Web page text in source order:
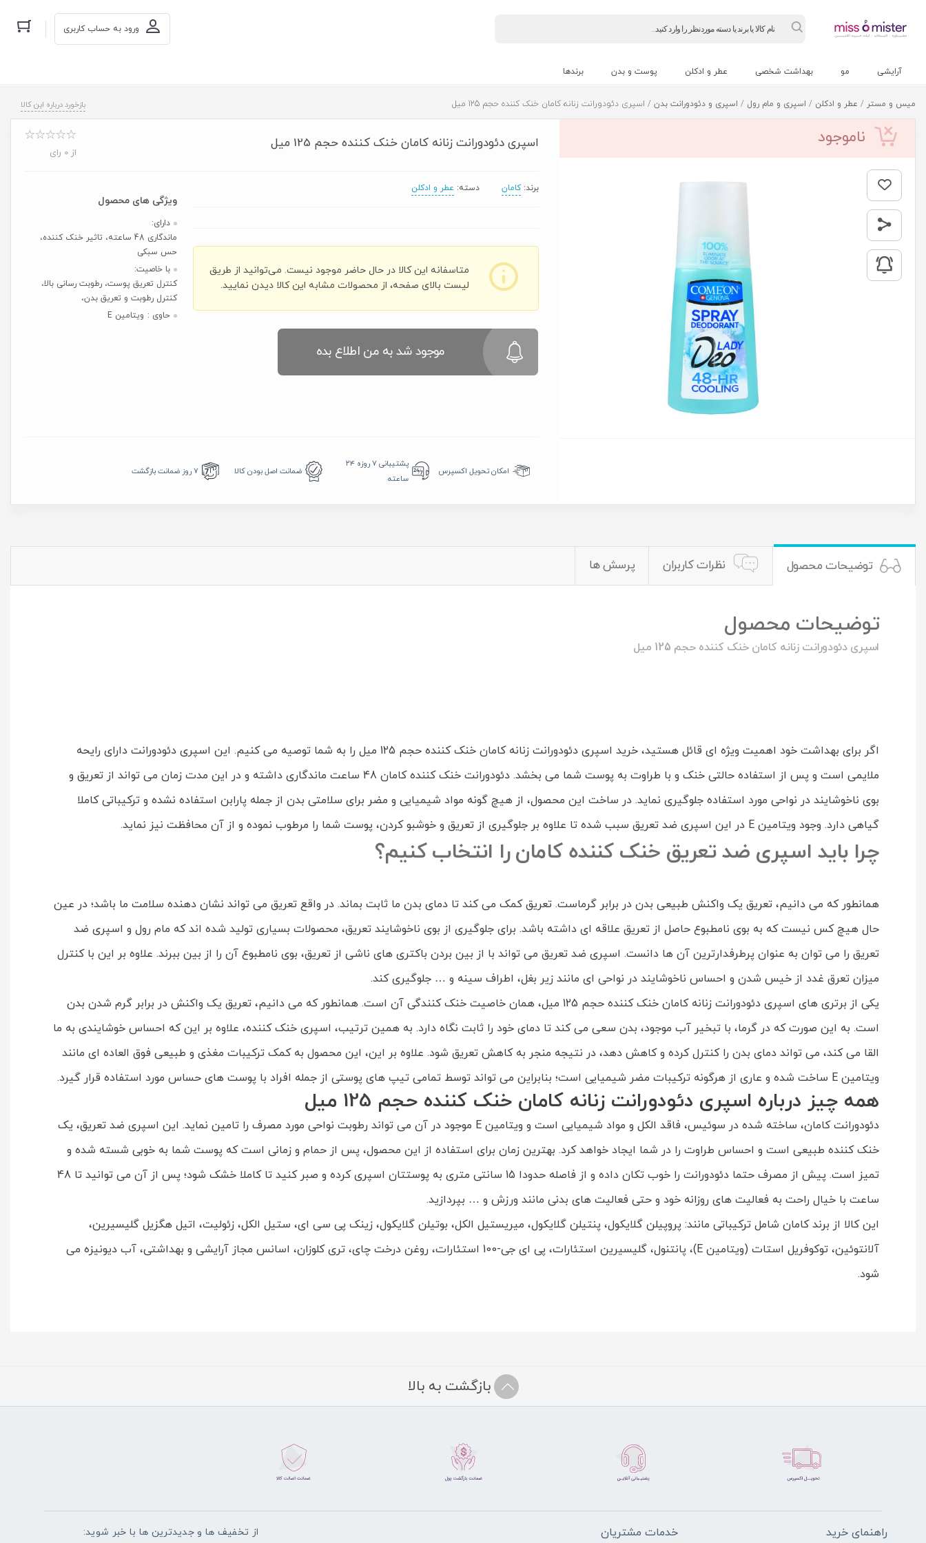
Products
search ورود به حساب کاربری
آرایشی مو بهداشت شخصی عطر و ادکلن پوست و بدن برندها
بازخورد درباره این کالا میس و مستر / عطر و ادکلن / اسپری و مام رول / اسپری و دئودورانت بدن / اسپری دئودورانت زنانه کامان خنک کننده حجم 125 میل
اسپری دئودورانت زنانه کامان خنک کننده حجم 125 میل
از 0 رای
برند:کامان دسته: عطر و ادکلن
متاسفانه این کالا در حال حاضر موجود نیست. می‌توانید از طریق
لیست بالای صفحه، از محصولات مشابه این کالا دیدن نمایید.
موجود شد به من اطلاع بده
دارای:
ماندگاری 48 ساعته، تاثیر خنک کننده،
حس سبکی
با خاصیت:
کنترل تعریق پوست، رطوبت رسانی بالا،
کنترل رطوبت و تعریق بدن،
حاوی : ویتامین E
امکان تحویل اکسپرس
پشتیبانی ۷ روزه ۲۴
ساعته
ضمانت اصل بودن کالا 7 روز ضمانت بازگشت
ناموجود
توضیحات محصول نظرات کاربران پرسش ها
توضیحات محصول
اسپری دئودورانت زنانه کامان خنک کننده حجم 125 میل
اگر برای بهداشت خود اهمیت ویژه ای قائل هستید، خرید اسپری دئودورانت زنانه کامان خنک کننده حجم 125 میل را به شما توصیه می کنیم. این اسپری دئودورانت دارای رایحه
ملایمی است و پس از استفاده حالتی خنک و با طراوت به پوست شما می بخشد. دئودورانت خنک کننده کامان 48 ساعت ماندگاری داشته و در این مدت زمان می تواند از تعریق و
بوی ناخوشایند در نواحی مورد استفاده جلوگیری نماید. در ساخت این محصول، از هیچ گونه مواد شیمیایی و مضر برای سلامتی بدن از جمله پارابن استفاده نشده و ترکیباتی کاملا
گیاهی دارد. وجود ویتامین E در این اسپری ضد تعریق سبب شده تا علاوه بر جلوگیری از تعریق و خوشبو کردن، پوست شما را مرطوب نموده و از آن محافظت نیز نماید.
چرا باید اسپری ضد تعریق خنک کننده کامان را انتخاب کنیم؟
همانطور که می دانیم، تعریق یک واکنش طبیعی بدن در برابر گرماست. تعریق کمک می کند تا دمای بدن ما ثابت بماند. در واقع تعریق می تواند نشان دهنده سلامت ما باشد؛ در عین
حال هیچ کس نیست که به بوی نامطبوع حاصل از تعریق علاقه ای داشته باشد. برای جلوگیری از بوی ناخوشایند تعریق، محصولات بسیاری تولید شده اند که مام رول و اسپری ضد
تعریق را می توان به عنوان پرطرفدارترین آن ها دانست. اسپری ضد تعریق می تواند با از بین بردن باکتری های ناشی از تعریق، بوی نامطبوع آن را از بین ببرند. علاوه بر این با کنترل
میزان تعرق غدد از خیس شدن و احساس ناخوشایند در نواحی ای مانند زیر بغل، اطراف سینه و … جلوگیری کند.
یکی از برتری های اسپری دئودورانت زنانه کامان خنک کننده حجم 125 میل، همان خاصیت خنک کنندگی آن است. همانطور که می دانیم، تعریق یک واکنش در برابر گرم شدن بدن
است. به این صورت که در گرما، با تبخیر آب موجود، بدن سعی می کند تا دمای خود را ثابت نگاه دارد. به همین ترتیب، اسپری خنک کننده، علاوه بر این که احساس خوشایندی به ما
القا می کند، می تواند دمای بدن را کنترل کرده و کاهش دهد، در نتیجه منجر به کاهش تعریق شود. علاوه بر این، این محصول به کمک ترکیبات مغذی و طبیعی فوق العاده ای مانند
ویتامین E ساخت شده و عاری از هرگونه ترکیبات مضر شیمیایی است؛ بنابراین می تواند توسط تمامی تیپ های پوستی از جمله افراد با پوست های حساس مورد استفاده قرار گیرد.
همه چیز درباره اسپری دئودورانت زنانه کامان خنک کننده حجم 125 میل
دئودورانت کامان، ساخته شده در سوئیس، فاقد الکل و مواد شیمیایی است و ویتامین E موجود در آن می تواند رطوبت نواحی مورد مصرف را تامین نماید. این اسپری ضد تعریق، یک
خنک کننده طبیعی است و احساس طراوت را در شما ایجاد خواهد کرد. بهترین زمان برای استفاده از این محصول، پس از حمام و زمانی است که پوست شما به خوبی شسته شده و
تمیز است. پیش از مصرف حتما دئودورانت را خوب تکان داده و از فاصله حدودا 15 سانتی متری به پوستتان اسپری کرده و صبر کنید تا کاملا خشک شود؛ پس از آن می توانید تا 48
ساعت با خیال راحت به فعالیت های روزانه خود و حتی فعالیت های بدنی مانند ورزش و … بپردازید.
این کالا از برند کامان شامل ترکیباتی مانند: پروپیلن گلایکول، پنتیلن گلایکول، میریستیل الکل، بوتیلن گلایکول، زینک پی سی ای، ستیل الکل، زئولیت، اتیل هگزیل گلیسیرین،
آلانتوئین، توکوفریل استات (ویتامین E)، پانتنول، گلیسیرین استئارات، پی ای جی-100 استئارات، روغن درخت چای، تری کلوزان، اسانس مجاز آرایشی و بهداشتی، آب دیونیزه می
شود.
بازگشت به بالا
راهنمای خرید خدمات مشتریان از تخفیف ها و جدیدترین ها با خبر شوید: